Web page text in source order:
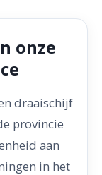
onze
draaischijf
provincie
aan
in het